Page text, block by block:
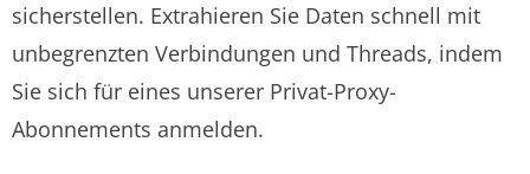
sicherstellen. Extrahieren Sie Daten schnell mit
unbegrenzten Verbindungen und Threads, indem
Sie sich für eines unserer Privat-Proxy-
Abonnements anmelden.